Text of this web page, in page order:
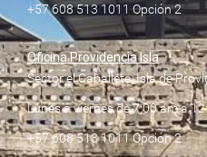
+57 608 513 1011 Opción 2
Oficina Providencia Isla
Sector el Caballete, Isla de
Lunes a viernes de 7:00 am a
+57 608 513 1011 Opción 2